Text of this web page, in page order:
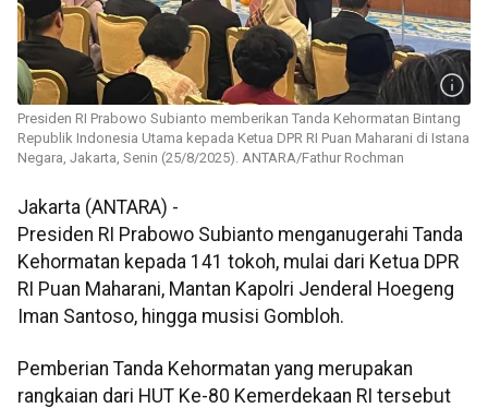
Presiden RI Prabowo Subianto memberikan Tanda Kehormatan Bintang
Republik Indonesia Utama kepada Ketua DPR RI Puan Maharani di Istana
Negara, Jakarta, Senin (25/8/2025). ANTARA/Fathur Rochman
Jakarta (ANTARA) -
Presiden RI Prabowo Subianto menganugerahi Tanda
Kehormatan kepada 141 tokoh, mulai dari Ketua DPR
RI Puan Maharani, Mantan Kapolri Jenderal Hoegeng
Iman Santoso, hingga musisi Gombloh.
Pemberian Tanda Kehormatan yang merupakan
rangkaian dari HUT Ke-80 Kemerdekaan RI tersebut